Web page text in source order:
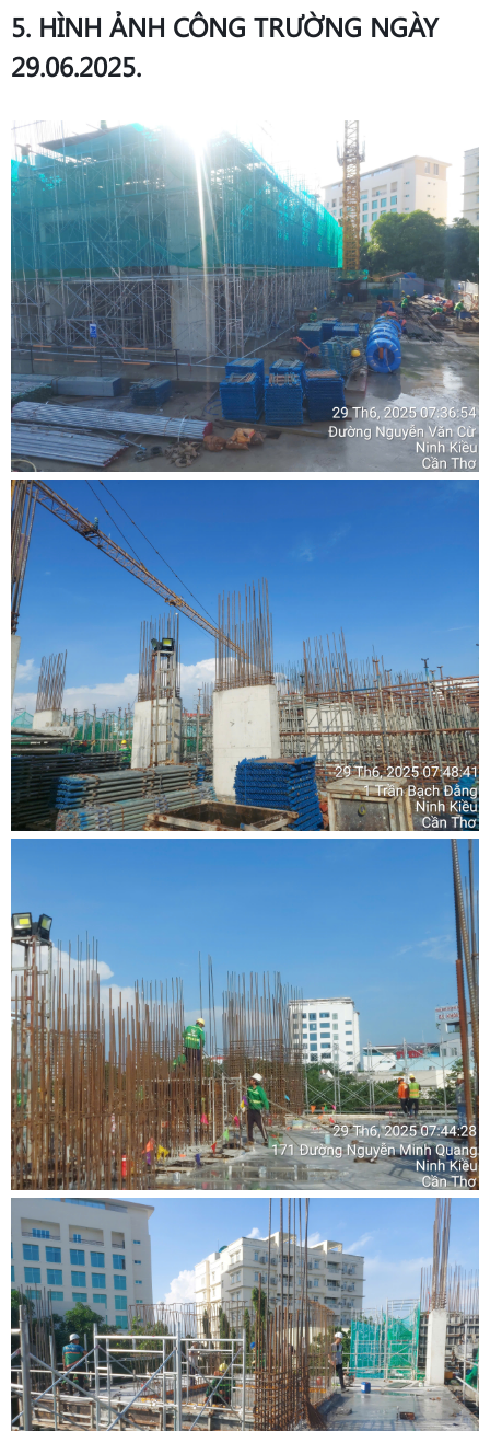
5. HÌNH ẢNH CÔNG TRƯỜNG NGÀY
29.06.2025.